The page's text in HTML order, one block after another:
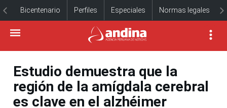
Bicentenario Perfiles Especiales Normas legales
Estudio demuestra que la
región de la amígdala cerebral
es clave en el alzhéimer